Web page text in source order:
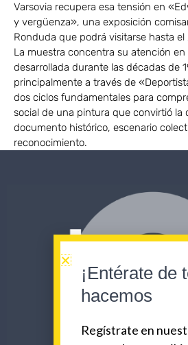
Varsovia recupera esa tensión en
y vergüenza», una exposición
Ronduda que podrá visitarse hasta el
La muestra concentra su atención
desarrollada durante las décadas de
principalmente a través de
dos ciclos fundamentales para
social de una pintura que convirtió la
documento histórico, escenario
reconocimiento.
¡Entérate de
hacemos
Regístrate en